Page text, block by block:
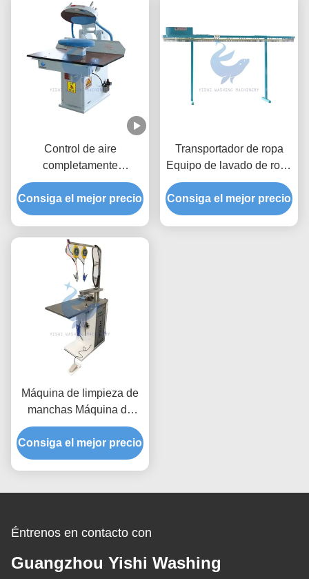
Control de aire
completamente
comprimido Máquina de
presionar hombro y
espalda
Consiga el mejor precio
Transportador de ropa
Equipo de lavado de ropa
Transportador de
almacenamiento de ropa
Consiga el mejor precio
Máquina de limpieza de
manchas Máquina de
eliminación de manchas
para la limpieza en seco
Consiga el mejor precio
Éntrenos en contacto con
Guangzhou Yishi Washing